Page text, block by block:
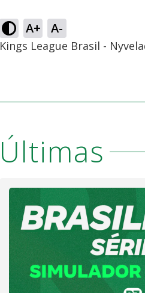
A+ A-
Kings League Brasil -
Últimas